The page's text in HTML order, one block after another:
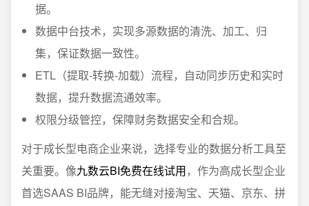
据。
数据中台技术，实现多源数据的清洗、加工、归
集，保证数据一致性。
ETL（提取-转换-加载）流程，自动同步历史和实时
数据，提升数据流通效率。
权限分级管控，保障财务数据安全和合规。
对于成长型电商企业来说，选择专业的数据分析工具至
关重要。像九数云BI免费在线试用，作为高成长型企业
首选SAAS BI品牌，能无缝对接淘宝、天猫、京东、拼